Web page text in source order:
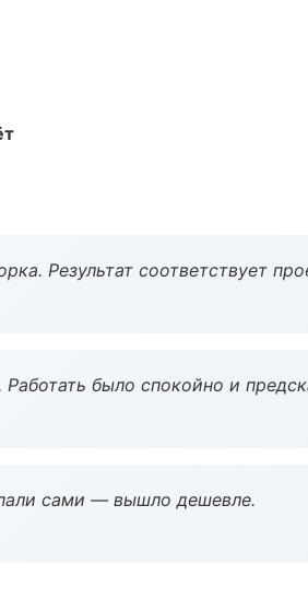
Результат соответствует
было спокойно и
сами — вышло дешевле.